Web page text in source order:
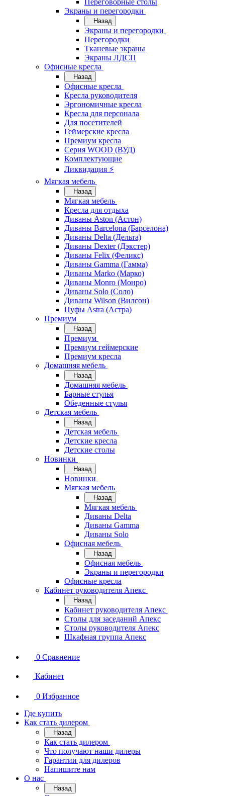
Переговорные столы
Экраны и перегородки
Назад
Экраны и перегородки
Перегородки
Тканевые экраны
Экраны ЛДСП
Офисные кресла
Назад
Офисные кресла
Кресла руководителя
Эргономичные кресла
Кресла для персонала
Для посетителей
Геймерские кресла
Премиум кресла
Серия WOOD (ВУД)
Комплектующие
Ликвидация ⚡
Мягкая мебель
Назад
Мягкая мебель
Кресла для отдыха
Диваны Aston (Астон)
Диваны Barcelona (Барселона)
Диваны Delta (Дельта)
Диваны Dexter (Дэкстер)
Диваны Felix (Феликс)
Диваны Gamma (Гамма)
Диваны Marko (Марко)
Диваны Monro (Монро)
Диваны Solo (Соло)
Диваны Wilson (Вилсон)
Пуфы Astra (Астра)
Премиум
Назад
Премиум
Премиум геймерские
Премиум кресла
Домашняя мебель
Назад
Домашняя мебель
Барные стулья
Обеденные стулья
Детская мебель
Назад
Детская мебель
Детские кресла
Детские столы
Новинки
Назад
Новинки
Мягкая мебель
Назад
Мягкая мебель
Диваны Delta
Диваны Gamma
Диваны Solo
Офисная мебель
Назад
Офисная мебель
Экраны и перегородки
Офисные кресла
Кабинет руководителя Апекс
Назад
Кабинет руководителя Апекс
Столы для заседаний Апекс
Столы руководителя Апекс
Шкафная группа Апекс
0 Сравнение
Кабинет
0 Избранное
Где купить
Как стать дилером
Назад
Как стать дилером
Что получают наши дилеры
Гарантии для дилеров
Напишите нам
О нас
Назад